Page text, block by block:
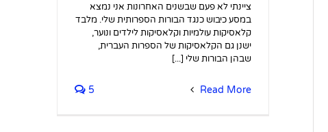
ציינתי לא פעם שבשנים האחרונות אני נמצא
במסע כיבוש כנגד הבורות הספרותית שלי. מלבד
קלאסיקות עולמיות וקלאסיקות לילדים ונוער,
ישנן גם הקלאסיקות של הספרות העברית,
שבהן הבורות שלי [...]
Read More
5